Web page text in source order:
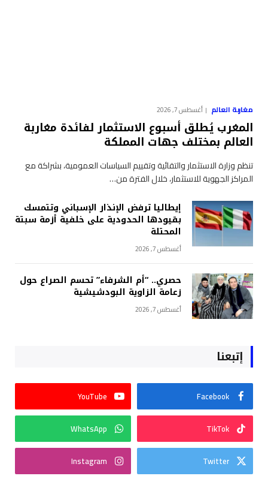
مغاربة العالم أغسطس 7, 2026
المغرب يُطلق أسبوع الاستثمار لفائدة مغاربة
العالم بمختلف جهات المملكة
تنظم وزارة الاستثمار والتقائية وتقييم السياسات العمومية، بشراكة مع
المراكز الجهوية للاستثمار، خلال الفترة من…
إيطاليا ترفض الإنذار الإسباني وتتمسك
بقيودها الحدودية على خلفية أزمة سبتة
المحتلة
أغسطس 7, 2026
حصري.. “أم الشرفاء” تحسم الصراع حول
زعامة الزاوية البودشيشية
أغسطس 7, 2026
إتبعنا
Facebook
YouTube
TikTok
WhatsApp
Twitter
Instagram